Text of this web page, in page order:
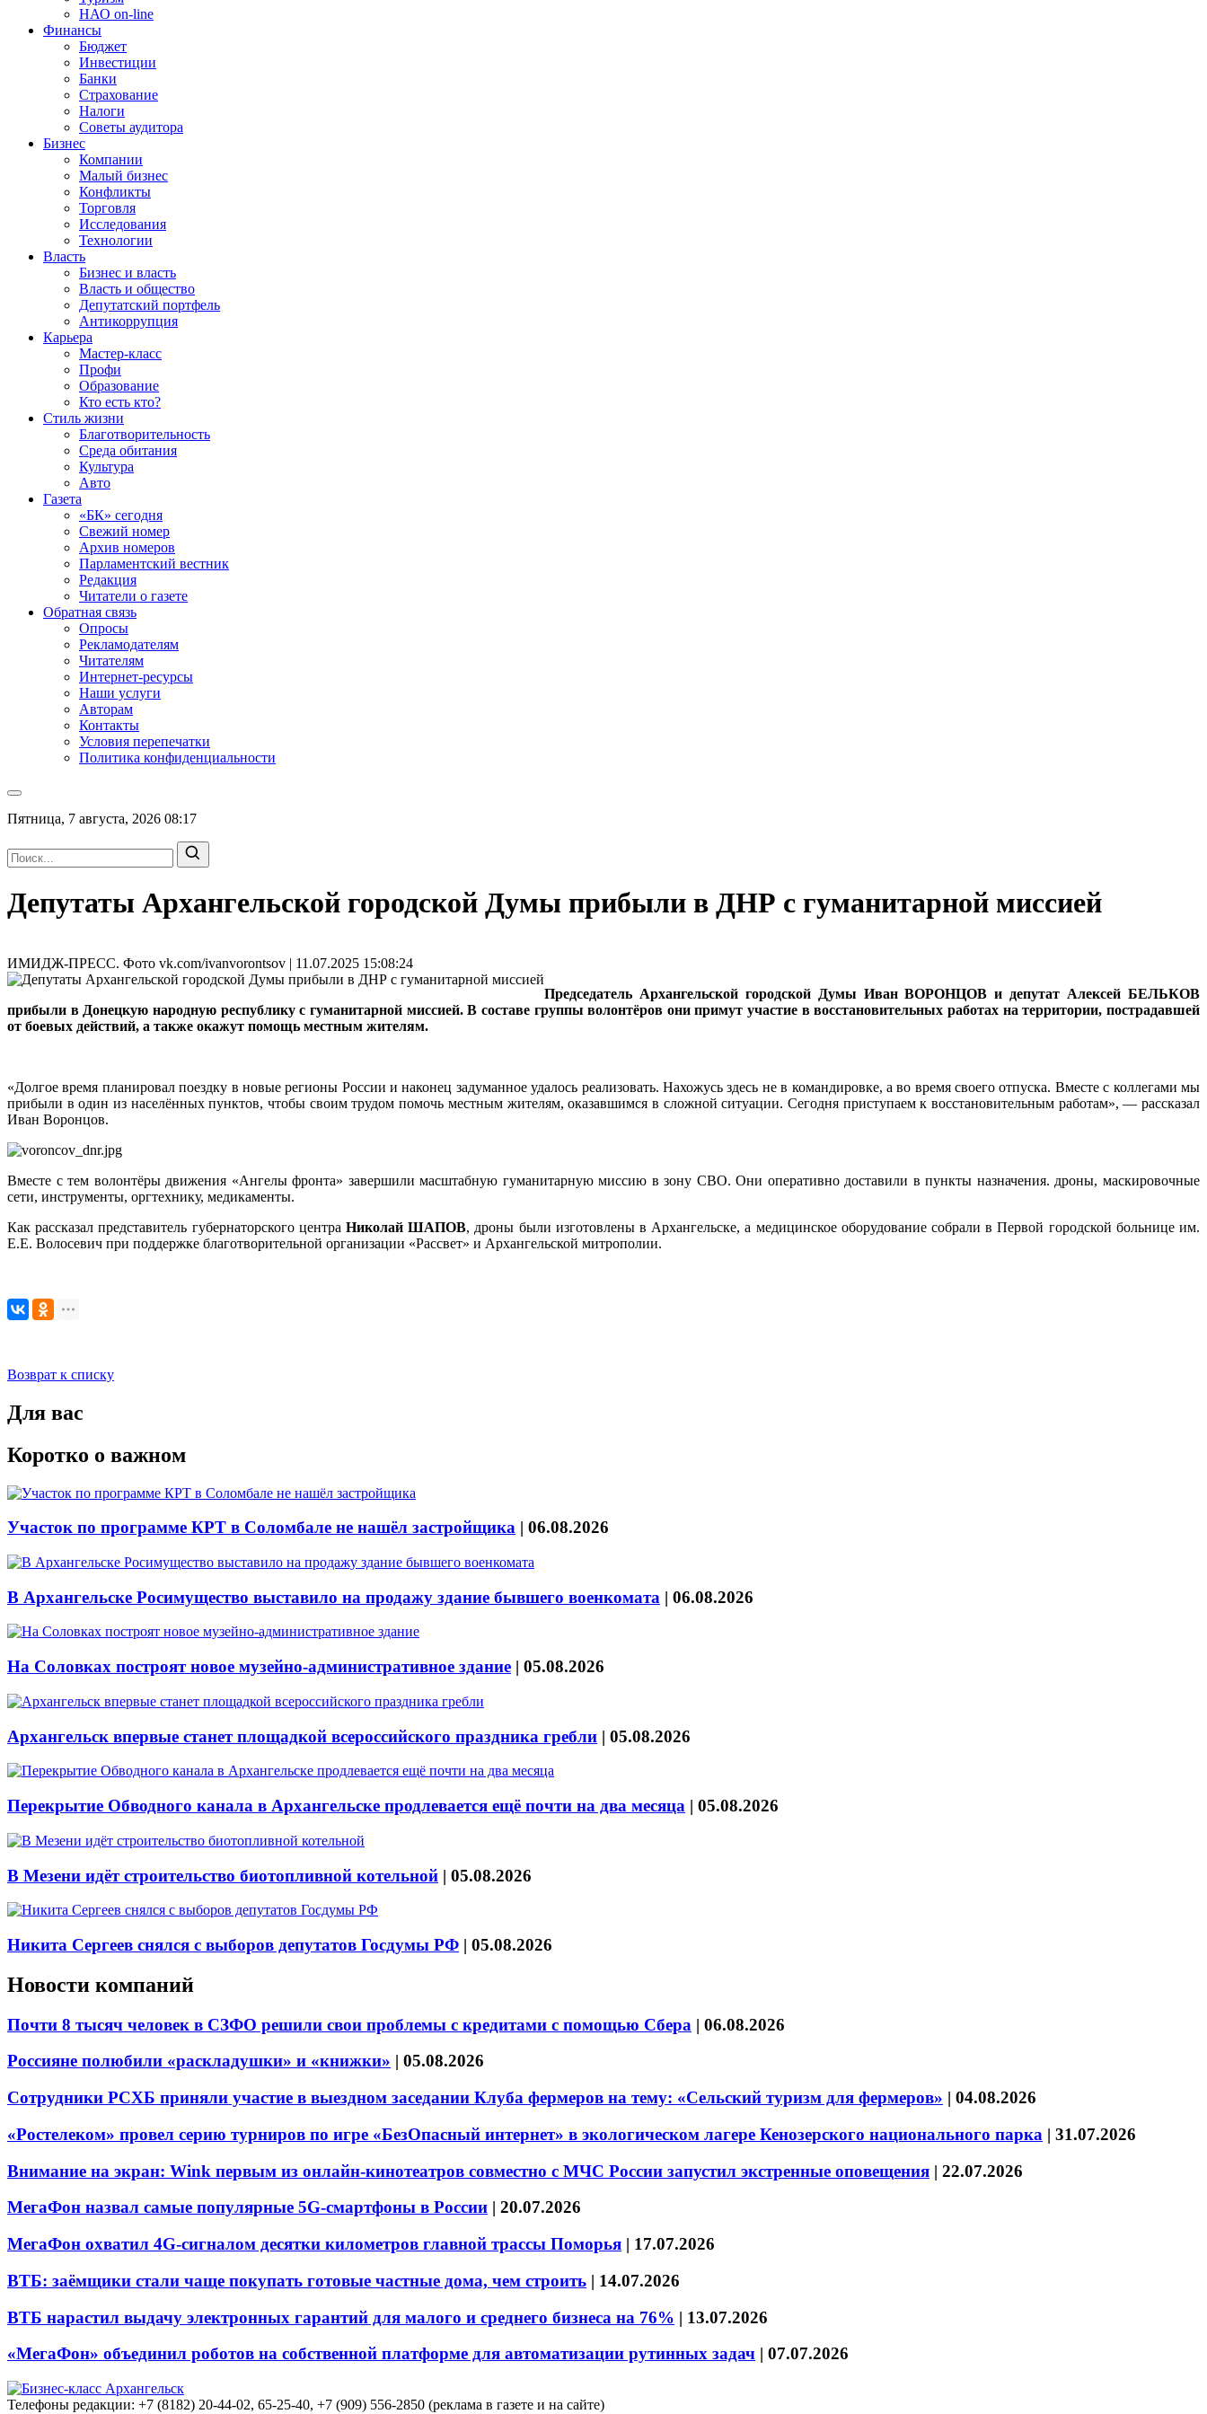
НАО on-line
Финансы
Бюджет
Инвестиции
Банки
Страхование
Налоги
Советы аудитора
Бизнес
Компании
Малый бизнес
Конфликты
Торговля
Исследования
Технологии
Власть
Бизнес и власть
Власть и общество
Депутатский портфель
Антикоррупция
Карьера
Мастер-класс
Профи
Образование
Кто есть кто?
Стиль жизни
Благотворительность
Среда обитания
Культура
Авто
Газета
«БК» сегодня
Свежий номер
Архив номеров
Парламентский вестник
Редакция
Читатели о газете
Обратная связь
Опросы
Рекламодателям
Читателям
Интернет-ресурсы
Наши услуги
Авторам
Контакты
Условия перепечатки
Политика конфиденциальности
Пятница, 7 августа, 2026 08:17
Депутаты Архангельской городской Думы прибыли в ДНР с гуманитарной миссией
ИМИДЖ-ПРЕСС. Фото vk.com/ivanvorontsov | 11.07.2025 15:08:24
Председатель Архангельской городской Думы Иван ВОРОНЦОВ и депутат Алексей БЕЛЬКОВ
прибыли в Донецкую народную республику с гуманитарной миссией. В составе группы волонтёров они примут участие в восстановительных работах на территории, пострадавшей
от боевых действий, а также окажут помощь местным жителям.
«Долгое время планировал поездку в новые регионы России и наконец задуманное удалось реализовать. Нахожусь здесь не в командировке, а во время своего отпуска. Вместе с коллегами мы
прибыли в один из населённых пунктов, чтобы своим трудом помочь местным жителям, оказавшимся в сложной ситуации. Сегодня приступаем к восстановительным работам», — рассказал
Иван Воронцов.
Вместе с тем волонтёры движения «Ангелы фронта» завершили масштабную гуманитарную миссию в зону СВО. Они оперативно доставили в пункты назначения. дроны, маскировочные
сети, инструменты, оргтехнику, медикаменты.
Как рассказал представитель губернаторского центра Николай ШАПОВ, дроны были изготовлены в Архангельске, а медицинское оборудование собрали в Первой городской больнице им.
Е.Е. Волосевич при поддержке благотворительной организации «Рассвет» и Архангельской митрополии.
Возврат к списку
Для вас
Коротко о важном
Участок по программе КРТ в Соломбале не нашёл застройщика | 06.08.2026
В Архангельске Росимущество выставило на продажу здание бывшего военкомата | 06.08.2026
На Соловках построят новое музейно-административное здание | 05.08.2026
Архангельск впервые станет площадкой всероссийского праздника гребли | 05.08.2026
Перекрытие Обводного канала в Архангельске продлевается ещё почти на два месяца | 05.08.2026
В Мезени идёт строительство биотопливной котельной | 05.08.2026
Никита Сергеев снялся с выборов депутатов Госдумы РФ | 05.08.2026
Новости компаний
Почти 8 тысяч человек в СЗФО решили свои проблемы с кредитами с помощью Сбера | 06.08.2026
Россияне полюбили «раскладушки» и «книжки» | 05.08.2026
Сотрудники РСХБ приняли участие в выездном заседании Клуба фермеров на тему: «Сельский туризм для фермеров» | 04.08.2026
«Ростелеком» провел серию турниров по игре «БезОпасный интернет» в экологическом лагере Кенозерского национального парка | 31.07.2026
Внимание на экран: Wink первым из онлайн-кинотеатров совместно с МЧС России запустил экстренные оповещения | 22.07.2026
МегаФон назвал самые популярные 5G-смартфоны в России | 20.07.2026
МегаФон охватил 4G-сигналом десятки километров главной трассы Поморья | 17.07.2026
ВТБ: заёмщики стали чаще покупать готовые частные дома, чем строить | 14.07.2026
ВТБ нарастил выдачу электронных гарантий для малого и среднего бизнеса на 76% | 13.07.2026
«МегаФон» объединил роботов на собственной платформе для автоматизации рутинных задач | 07.07.2026
Телефоны редакции: +7 (8182) 20-44-02, 65-25-40, +7 (909) 556-2850 (реклама в газете и на сайте)